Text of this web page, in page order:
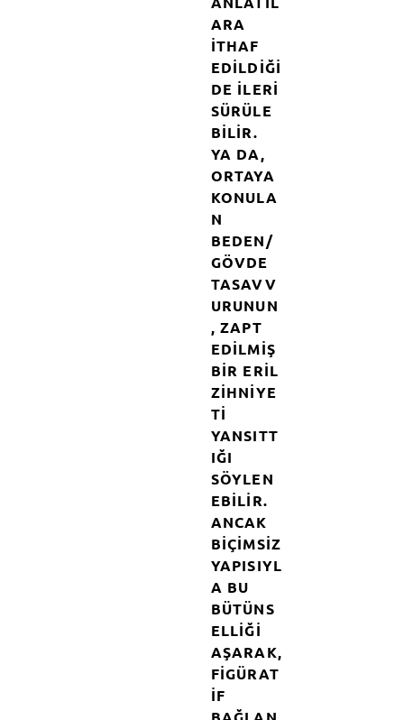
ARA
ITHAF
EDILDIĞI
DE ILERI
SÜRÜLE
BILIR.
YA DA,
ORTAYA
KONULA
N
BEDEN/
GÖVDE
TASAVV
URUNUN
, ZAPT
EDILMIŞ
BIR ERIL
ZIHNIYE
TI
YANSITT
IĞI
SÖYLEN
EBILIR.
ANCAK
BIÇIMSIZ
YAPISIYL
A BU
BÜTÜNS
ELLIĞI
AŞARAK,
FIGÜRAT
IF